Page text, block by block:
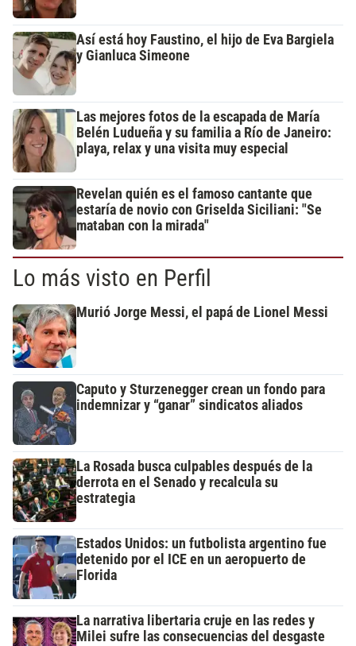
Así está hoy Faustino, el hijo de Eva Bargiela
y Gianluca Simeone
Las mejores fotos de la escapada de María
Belén Ludueña y su familia a Río de Janeiro:
playa, relax y una visita muy especial
Revelan quién es el famoso cantante que
estaría de novio con Griselda Siciliani: "Se
mataban con la mirada"
Lo más visto en Perfil
Murió Jorge Messi, el papá de Lionel Messi
Caputo y Sturzenegger crean un fondo para
indemnizar y “ganar” sindicatos aliados
La Rosada busca culpables después de la
derrota en el Senado y recalcula su
estrategia
Estados Unidos: un futbolista argentino fue
detenido por el ICE en un aeropuerto de
Florida
La narrativa libertaria cruje en las redes y
Milei sufre las consecuencias del desgaste